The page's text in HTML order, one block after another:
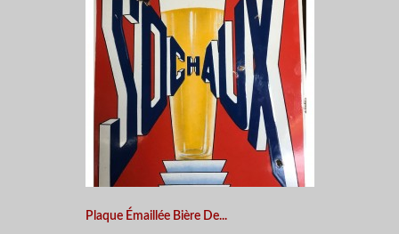
Plaque Émaillée Bière De...